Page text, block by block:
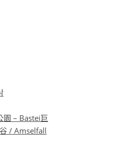
園 – Bastei巨
/ Amselfall